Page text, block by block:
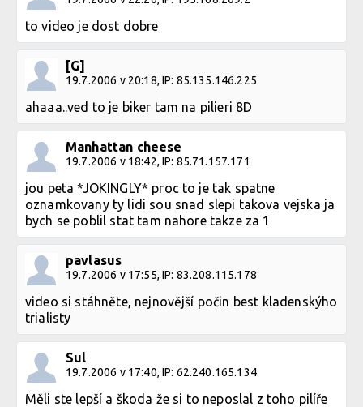
to video je dost dobre
[G]
19.7.2006 v 20:18, IP: 85.135.146.225
ahaaa..ved to je biker tam na pilieri 8D
Manhattan cheese
19.7.2006 v 18:42, IP: 85.71.157.171
jou peta *JOKINGLY* proc to je tak spatne
oznamkovany ty lidi sou snad slepi takova vejska ja
bych se poblil stat tam nahore takze za 1
pavlasus
19.7.2006 v 17:55, IP: 83.208.115.178
video si stáhněte, nejnovější počin best kladenskýho
trialisty
Sul
19.7.2006 v 17:40, IP: 62.240.165.134
Měli ste lepší a škoda že si to neposlal z toho pilíře